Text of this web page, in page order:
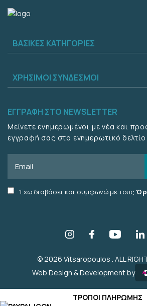
ΒΑΣΙΚΕΣ ΚΑΤΗΓΟΡΙΕΣ
ΧΡΗΣΙΜΟΙ ΣΥΝΔΕΣΜΟΙ
ΕΓΓΡΑΦΗ ΣΤΟ NEWSLETTER
Μείνετε ενημερωμένοι με νέα και
εγγραφή σας στο ενημερωτικό
AcceptΈχω διαβάσει και συμφωνώ με τους
© 2026 Vitsaropoulos . ALL
Web Design & Development by
ΤΡΟΠΟΙ ΠΛΗΡΩΜΗΣ